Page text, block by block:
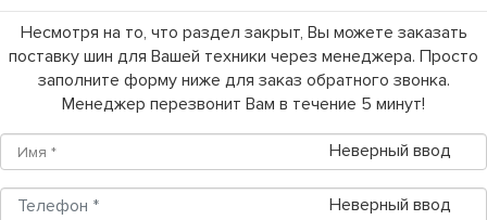
Несмотря на то, что раздел закрыт, Вы можете заказать
поставку шин для Вашей техники через менеджера. Просто
заполните форму ниже для заказ обратного звонка.
Менеджер перезвонит Вам в течение 5 минут!
Неверный ввод
Неверный ввод